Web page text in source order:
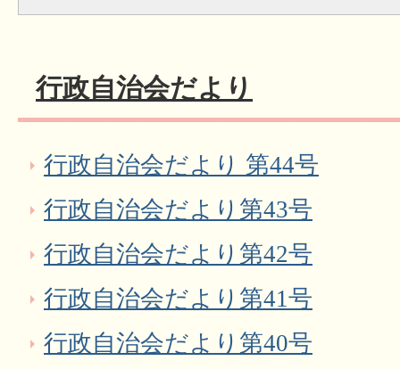
行政自治会だより
行政自治会だより 第44号
行政自治会だより第43号
行政自治会だより第42号
行政自治会だより第41号
行政自治会だより第40号